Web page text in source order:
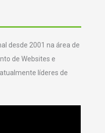
desde 2001 na área de
de Websites e
líderes de